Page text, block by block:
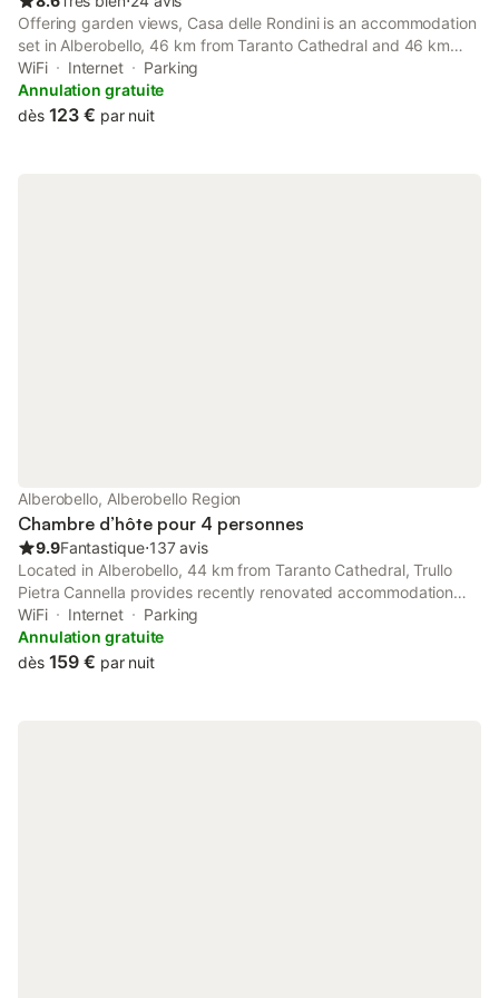
Offering garden views, Casa delle Rondini is an accommodation
set in Alberobello, 46 km from Taranto Cathedral and 46 km
from Castello Aragonese. This property offers access to a
balcony, free private parking and free WiFi.
WiFi Internet
Parking
Annulation gratuite
dès 123 € par nuit
Alberobello, Alberobello Region
Chambre d’hôte pour 4 personnes
9.9Fantastique⋅137 avis
Located in Alberobello, 44 km from Taranto Cathedral, Trullo
Pietra Cannella provides recently renovated accommodation
with free WiFi and a garden. The air-conditioned
accommodation is 45 km from Castello Aragonese.
WiFi Internet
Parking
Annulation gratuite
dès 159 € par nuit